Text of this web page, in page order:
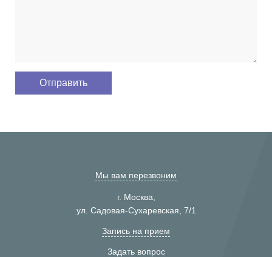
Мы вам перезвоним
г. Москва,
ул. Садовая-Сухаревская, 7/1
Запись на прием
Задать вопрос